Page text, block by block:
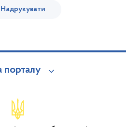
Надрукувати
порталу